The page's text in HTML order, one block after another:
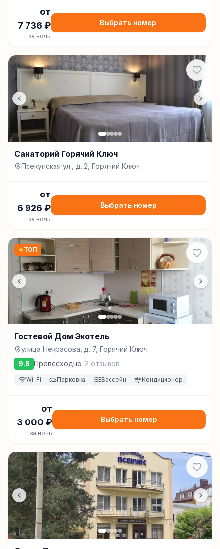
от
7 736 ₽
за ночь
Выбрать номер
Санаторий Горячий Ключ
Псекупская ул., д. 2, Горячий Ключ
от
6 926 ₽
за ночь
Выбрать номер
★ТОП
Гостевой Дом Экотель
улица Некрасова, д. 7, Горячий Ключ
9.8 Превосходно· 2 отзывов
Wi-Fi Парковка Бассейн Кондиционер
от
3 000 ₽
за ночь
Выбрать номер